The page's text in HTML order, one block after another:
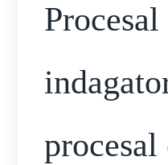
procesal